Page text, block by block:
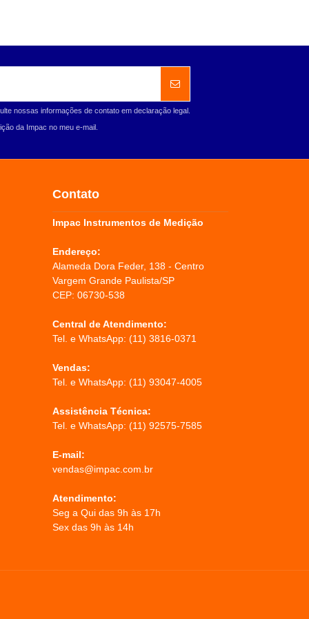
nossas informações de contato em declaração legal.
da Impac no meu e-mail.
Contato
Impac Instrumentos de Medição
Endereço:
Alameda Dora Feder, 138 - Centro
Vargem Grande Paulista/SP
CEP: 06730-538
Central de Atendimento:
Tel. e WhatsApp: (11) 3816-0371
Vendas:
Tel. e WhatsApp: (11) 93047-4005
Assistência Técnica:
Tel. e WhatsApp: (11) 92575-7585
E-mail:
vendas@impac.com.br
Atendimento:
Seg a Qui das 9h às 17h
Sex das 9h às 14h